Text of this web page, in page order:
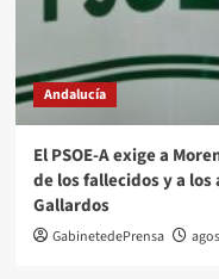
Andalucía
El PSOE-A exige a
de los fallecidos y a
Gallardos
GabinetedePrensa